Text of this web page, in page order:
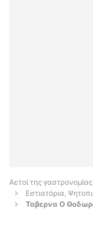
Αετοί της γαστρονομίας
Εστιατόρια,
Ταβερνα Ο